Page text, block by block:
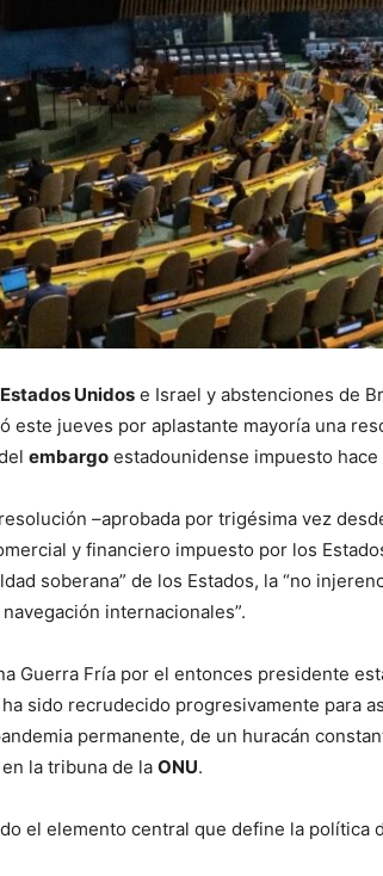
Estados Unidos e Israel y abstenciones de
este jueves por aplastante mayoría una
embargo estadounidense impuesto hace
–aprobada por trigésima vez
y financiero impuesto por los
soberana” de los Estados, la “no
internacionales”.
Guerra Fría por el entonces presidente
sido recrudecido progresivamente para
permanente, de un huracán
la tribuna de la ONU.
el elemento central que define la política